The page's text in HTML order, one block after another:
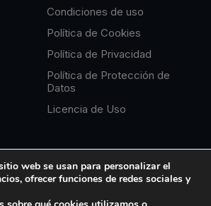
Condiciones de uso
Política de Cookies
Política de Privacidad
Política de Protección de
Datos
Licencia de Uso
web se usan para personalizar el
ofrecer funciones de redes sociales y